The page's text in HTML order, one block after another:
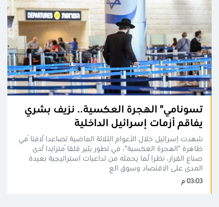
تسونامي" الهجرة العكسية.. نزيف بشري
يفاقم أزمات إسرائيل الداخلية
شهدت إسرائيل خلال الأعوام الثلاثة الماضية تصاعداً لافتاً في
ظاهرة "الهجرة العكسية"، في تطور يثير قلقاً متزايداً لدى
صناع القرار، نظراً لما يحمله من تداعيات استراتيجية بعيدة
المدى على الاقتصاد وسوق الع
03:03 م